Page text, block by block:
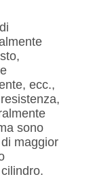
ecc.,
sono
maggior